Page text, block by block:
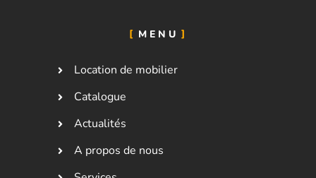
MENU
Location de mobilier
Catalogue
Actualités
A propos de nous